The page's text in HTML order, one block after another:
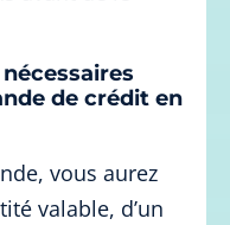
de crédit en
vous aurez
valable, d’un